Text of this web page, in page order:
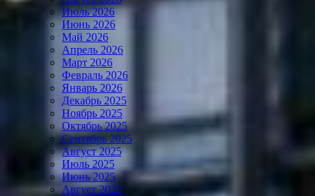
Июль 2026
Июнь 2026
Май 2026
Апрель 2026
Март 2026
Февраль 2026
Январь 2026
Декабрь 2025
Ноябрь 2025
Октябрь 2025
Сентябрь 2025
Август 2025
Июль 2025
Июнь 2025
Август 2022